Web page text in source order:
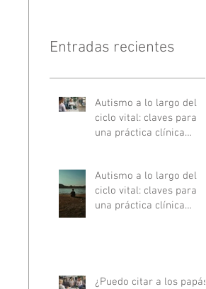
Entradas recientes
Autismo a lo largo del
ciclo vital: claves para
una práctica clínica
Autismo a lo largo del
ciclo vital: claves para
una práctica clínica
¿Puedo citar a los papás